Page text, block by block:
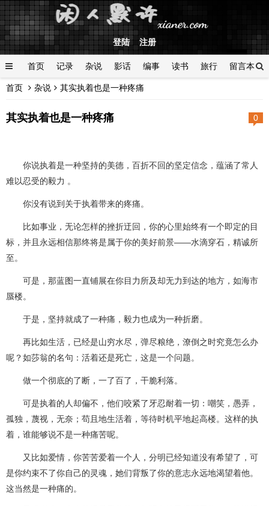
登陆 注册
首页 记录 杂说 影话 编事 读书 旅行 留言本
登陆
首页 杂说 其实执着也是一种疼痛
0
其实执着也是一种疼痛
你说执着是一种坚持的美德，百折不回的坚定信念，蕴涵了常人
难以忍受的毅力 。
你没有说到关于执着带来的疼痛。
比如事业，无论怎样的挫折迂回，你的心里始终有一个即定的目
标，并且永远相信那终将是属于你的美好前景——水滴穿石，精诚所
至。
可是，那蓝图一直铺展在你目力所及却无力到达的地方，如海市
蜃楼。
于是，坚持就成了一种痛，毅力也成为一种折磨。
再比如生活，已经是山穷水尽，弹尽粮绝，潦倒之时究竟怎么办
呢？如莎翁的名句：活着还是死亡，这是一个问题。
做一个彻底的了断，一了百了，干脆利落。
可是执着的人却偏不，他们咬紧了牙忍耐着一切：嘲笑，愚弄，
孤独，蔑视，无奈；苟且地生活着，等待时机平地起高楼。这样的执
着，谁能够说不是一种痛苦呢。
又比如爱情，你苦苦爱着一个人，分明已经知道没有希望了，可
是你约束不了你自己的灵魂，她们背叛了你的意志永远地渴望着他。
这当然是一种痛的。